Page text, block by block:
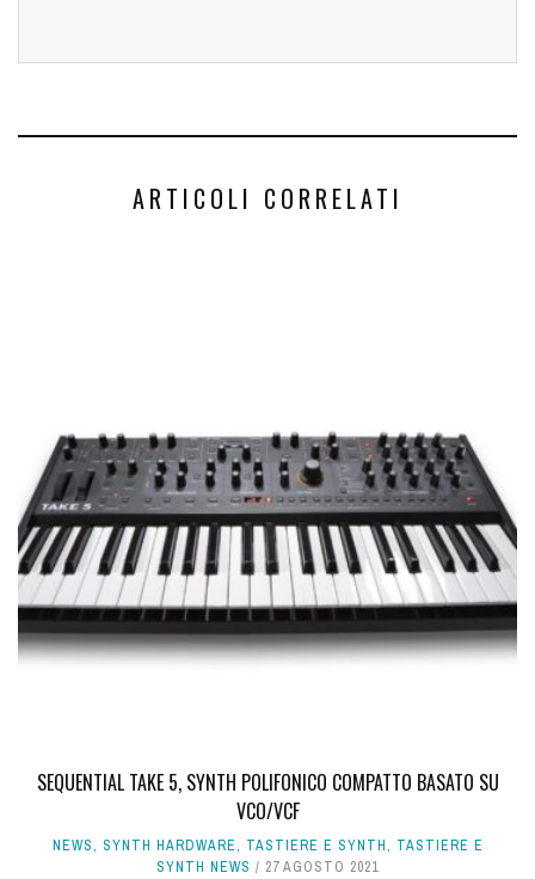
ARTICOLI CORRELATI
SEQUENTIAL TAKE 5, SYNTH POLIFONICO COMPATTO BASATO SU
VCO/VCF
NEWS, SYNTH HARDWARE, TASTIERE E SYNTH, TASTIERE E
SYNTH NEWS
27 AGOSTO 2021